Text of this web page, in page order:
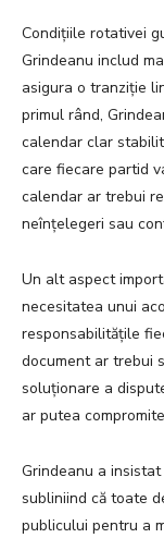
Condițiile rotativei
Grindeanu includ
asigura o tranziție
primul rând,
calendar clar
care fiecare partid
calendar ar trebui
neînțelegeri sau
Un alt aspect
necesitatea unui
responsabilitățile
document ar trebui
soluționare a
ar putea
Grindeanu a
subliniind că toate
publicului pentru a